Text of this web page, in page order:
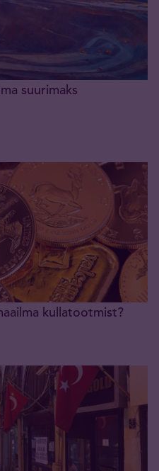
suurimaks
kullatootmist?